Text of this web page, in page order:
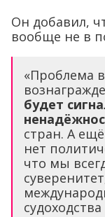
Он добавил,
вообще не в
«Проблема
будет
стран. А
нет
что мы